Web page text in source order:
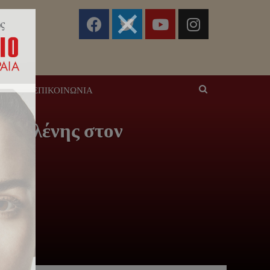
ΕΠΙΚΟΙΝΩΝΊΑ
Ελένης στον